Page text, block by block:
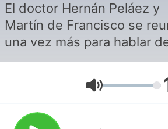
El doctor Hernán Peláez y
Martín de Francisco se
una vez más para hablar
fútbol durante una hora.
Volume